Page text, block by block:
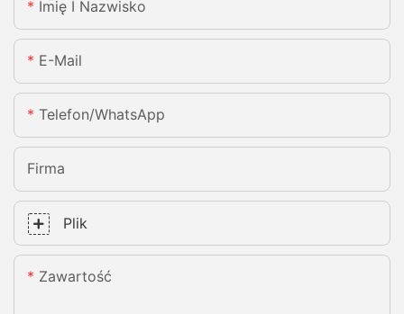
Imię I Nazwisko
E-Mail
Telefon/WhatsApp
Firma
Plik
Zawartość